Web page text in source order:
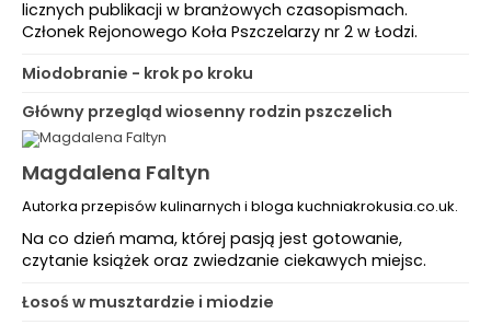
licznych publikacji w branżowych czasopismach.
Członek Rejonowego Koła Pszczelarzy nr 2 w Łodzi.
Miodobranie - krok po kroku
Główny przegląd wiosenny rodzin pszczelich
Magdalena Faltyn
Autorka przepisów kulinarnych i bloga kuchniakrokusia.co.uk.
Na co dzień mama, której pasją jest gotowanie,
czytanie książek oraz zwiedzanie ciekawych miejsc.
Łosoś w musztardzie i miodzie